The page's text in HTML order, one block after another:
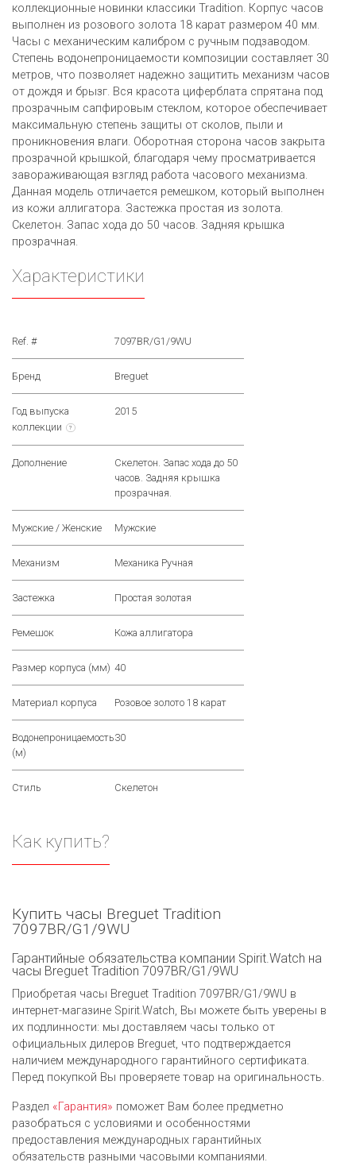
коллекционные новинки классики Tradition. Корпус часов
выполнен из розового золота 18 карат размером 40 мм.
Часы с механическим калибром с ручным подзаводом.
Степень водонепроницаемости композиции составляет 30
метров, что позволяет надежно защитить механизм часов
от дождя и брызг. Вся красота циферблата спрятана под
прозрачным сапфировым стеклом, которое обеспечивает
максимальную степень защиты от сколов, пыли и
проникновения влаги. Оборотная сторона часов закрыта
прозрачной крышкой, благодаря чему просматривается
завораживающая взгляд работа часового механизма.
Данная модель отличается ремешком, который выполнен
из кожи аллигатора. Застежка простая из золота.
Скелетон. Запас хода до 50 часов. Задняя крышка
прозрачная.
Характеристики
Ref. # 7097BR/G1/9WU
Бренд Breguet
Год выпуска
коллекции
?
2015
Дополнение
Скелетон. Запас хода до 50
часов. Задняя крышка
прозрачная.
Мужские / Женские Мужские
Механизм Механика Ручная
Застежка Простая золотая
Ремешок Кожа аллигатора
Размер корпуса (мм) 40
Материал корпуса Розовое золото 18 карат
Водонепроницаемость
(м)
30
Стиль Скелетон
Как купить?
Купить часы Breguet Tradition
7097BR/G1/9WU
Гарантийные обязательства компании Spirit.Watch на
часы Breguet Tradition 7097BR/G1/9WU
Приобретая часы Breguet Tradition 7097BR/G1/9WU в
интернет-магазине Spirit.Watch, Вы можете быть уверены в
их подлинности: мы доставляем часы только от
официальных дилеров Breguet, что подтверждается
наличием международного гарантийного сертификата.
Перед покупкой Вы проверяете товар на оригинальность.
Раздел «Гарантия» поможет Вам более предметно
разобраться с условиями и особенностями
предоставления международных гарантийных
обязательств разными часовыми компаниями.